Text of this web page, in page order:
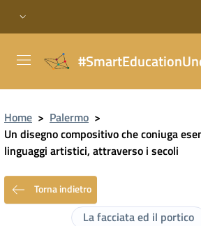
Home > Palermo >
Un disegno compositivo che coniuga
linguaggi artistici, attraverso i secoli
Torna indietro
La facciata ed il portico